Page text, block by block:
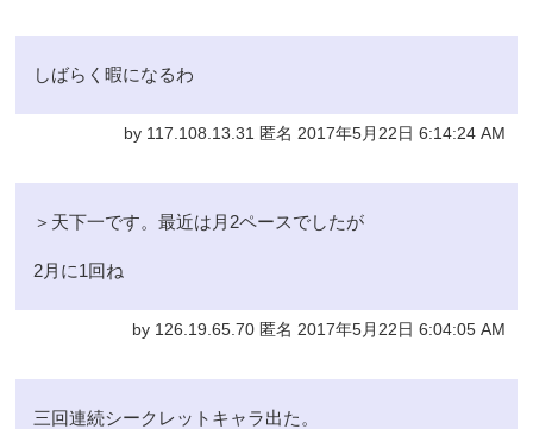
しばらく暇になるわ
by 117.108.13.31 匿名 2017年5月22日 6:14:24 AM
＞天下一です。最近は月2ペースでしたが
2月に1回ね
by 126.19.65.70 匿名 2017年5月22日 6:04:05 AM
三回連続シークレットキャラ出た。